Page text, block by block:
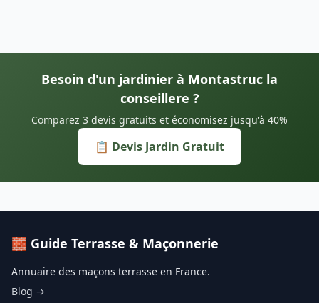
Besoin d'un jardinier à Montastruc la
conseillere ?
Comparez 3 devis gratuits et économisez jusqu'à 40%
📋 Devis Jardin Gratuit
🧱 Guide Terrasse & Maçonnerie
Annuaire des maçons terrasse en France.
Blog →